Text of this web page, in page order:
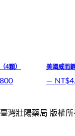
4顆） 美國威而
—
臺灣壯陽藥局 版權